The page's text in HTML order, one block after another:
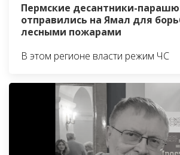
Пермские десантники-
отправились на Ямал для
лесными пожарами
В этом регионе власти режим ЧС